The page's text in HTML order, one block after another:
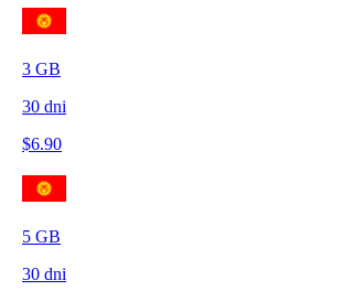
3 GB
30 dni
$6.90
5 GB
30 dni